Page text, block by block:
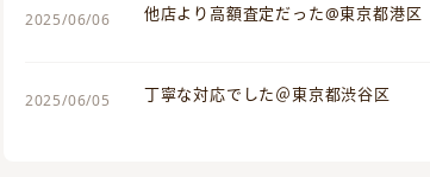
2025/06/06 他店より高額査定だった@東京都港区
2025/06/05 丁寧な対応でした＠東京都渋谷区